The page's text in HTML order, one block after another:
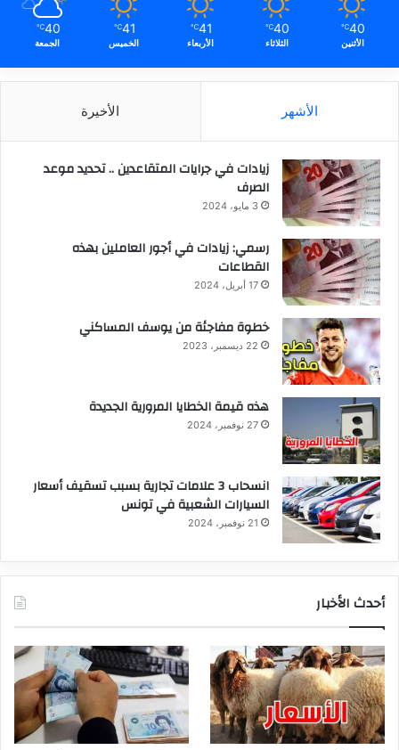
40
℃
الأثنين
40
℃
الثلاثاء
41
℃
الأربعاء
41
℃
الخميس
40
℃
الجمعة
الأشهر الأخيرة
زيادات في جرايات المتقاعدين .. تحديد موعد
الصرف
3 مايو، 2024
رسمي: زيادات في أجور العاملين بهذه
القطاعات
17 أبريل، 2024
خطوة مفاجئة من يوسف المساكني
22 ديسمبر، 2023
هذه قيمة الخطايا المرورية الجديدة
27 نوفمبر، 2024
انسحاب 3 علامات تجارية بسبب تسقيف أسعار
السيارات الشعبية في تونس
21 نوفمبر، 2024
أحدث الأخبار